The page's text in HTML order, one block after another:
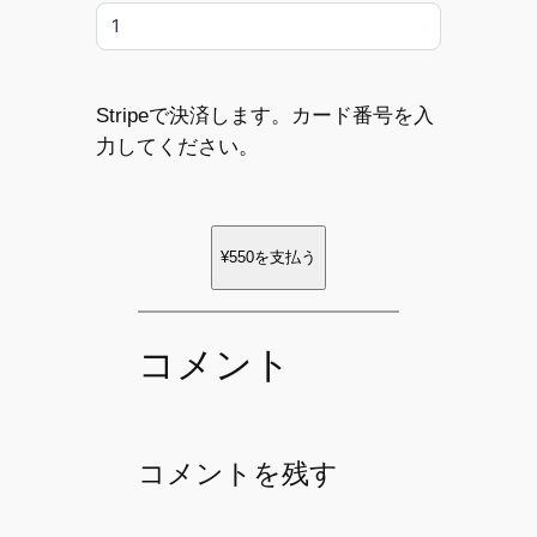
Stripeで決済します。カード番号を入
力してください。
¥550を支払う
コメント
コメントを残す